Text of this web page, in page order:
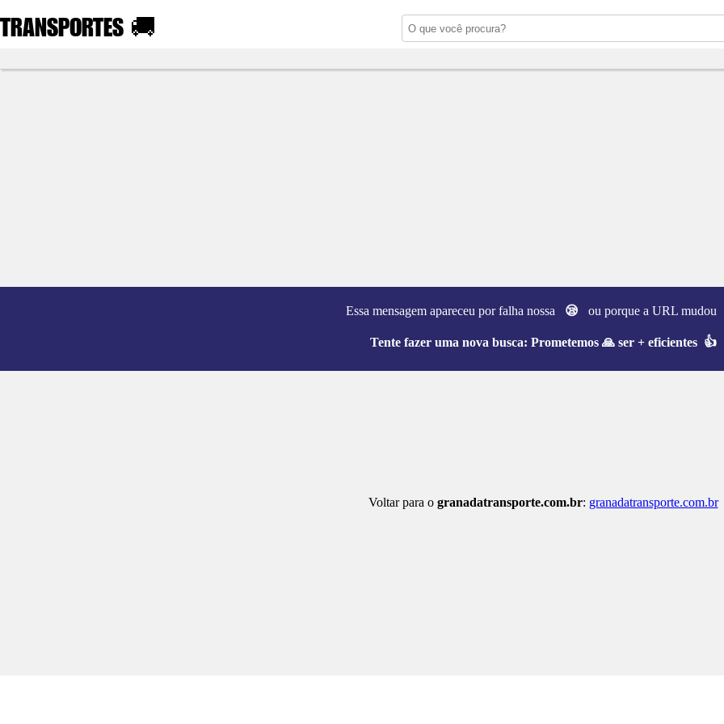
TRANSPORTES 🚚
Essa mensagem apareceu por falha nossa 😪 ou porque a URL
Tente fazer uma nova busca: Prometemos 🙏 ser + eficientes 👍
Voltar para o granadatransporte.com.br: granadatransporte.com.br